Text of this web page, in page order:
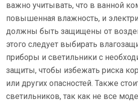
важно учитывать, что в ванной
повышенная влажность, и
должны быть защищены от
этого следует выбирать
приборы и светильники с
защиты, чтобы избежать риска
или других опасностей. Также
светильников, так как не все